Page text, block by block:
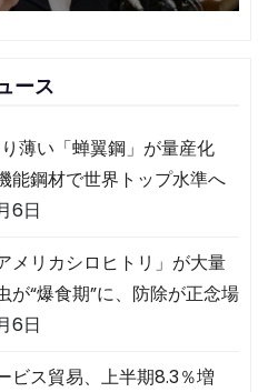
ース
薄い「蝉翼鋼」が量産化
能鋼材で世界トップ水準へ
6日
メリカシロヒトリ」が大量
“爆食期”に、防除が正念場
6日
ビス貿易、上半期8.3％増